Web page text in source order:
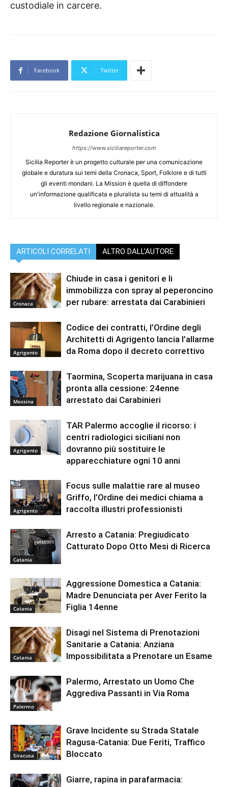
custodiale in carcere.
Facebook Twitter
Redazione Giornalistica
https://www.siciliareporter.com
Sicilia Reporter è un progetto culturale per una comunicazione
globale e duratura sui temi della Cronaca, Sport, Folklore e di tutti
gli eventi mondani. La Mission è quella di diffondere
un'informazione qualificata e pluralista su temi di attualità a
livello regionale e nazionale.
ARTICOLI CORRELATI ALTRO DALL'AUTORE
Cronaca
Chiude in casa i genitori e li
immobilizza con spray al peperoncino
per rubare: arrestata dai Carabinieri
Agrigento
Codice dei contratti, l’Ordine degli
Architetti di Agrigento lancia l’allarme
da Roma dopo il decreto correttivo
Messina
Taormina, Scoperta marijuana in casa
pronta alla cessione: 24enne
arrestato dai Carabinieri
Agrigento
TAR Palermo accoglie il ricorso: i
centri radiologici siciliani non
dovranno più sostituire le
apparecchiature ogni 10 anni
Agrigento
Focus sulle malattie rare al museo
Griffo, l’Ordine dei medici chiama a
raccolta illustri professionisti
Catania
Arresto a Catania: Pregiudicato
Catturato Dopo Otto Mesi di Ricerca
Catania
Aggressione Domestica a Catania:
Madre Denunciata per Aver Ferito la
Figlia 14enne
Catania
Disagi nel Sistema di Prenotazioni
Sanitarie a Catania: Anziana
Impossibilitata a Prenotare un Esame
Palermo
Palermo, Arrestato un Uomo Che
Aggrediva Passanti in Via Roma
Siracusa
Grave Incidente su Strada Statale
Ragusa-Catania: Due Feriti, Traffico
Bloccato
Giarre, rapina in parafarmacia: